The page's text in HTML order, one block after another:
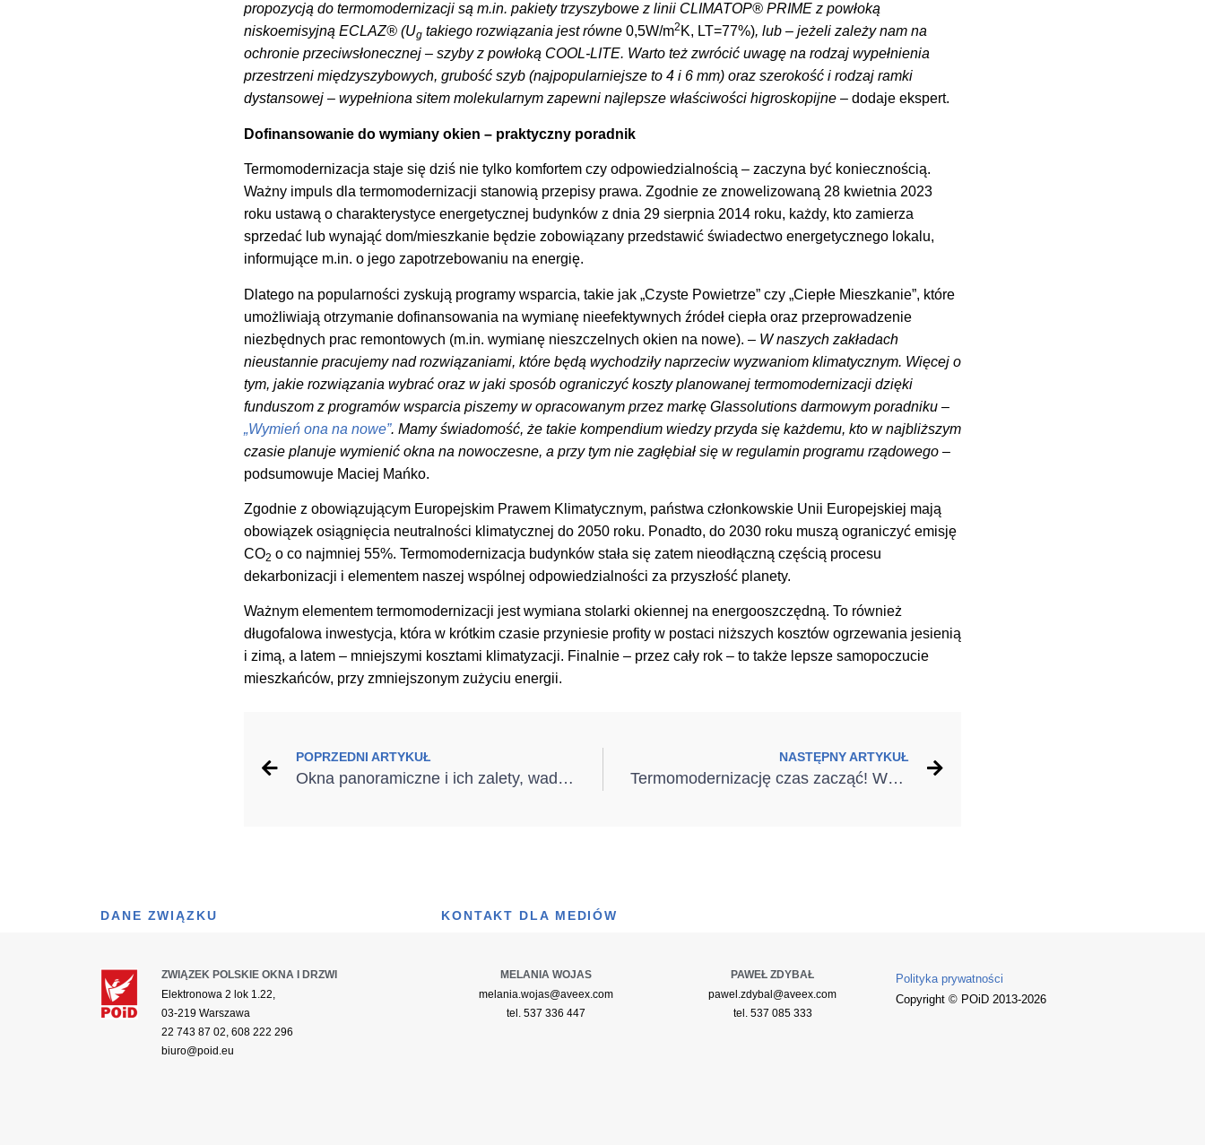
propozycją do termomodernizacji są m.in. pakiety trzyszybowe z linii CLIMATOP® PRIME z powłoką
niskoemisyjną ECLAZ® (Ug takiego rozwiązania jest równe 0,5W/m2 K, LT=77%), lub – jeżeli zależy nam na
ochronie przeciwsłonecznej – szyby z powłoką COOL-LITE. Warto też zwrócić uwagę na rodzaj wypełnienia
przestrzeni międzyszybowych, grubość szyb (najpopularniejsze to 4 i 6 mm) oraz szerokość i rodzaj ramki
dystansowej – wypełniona sitem molekularnym zapewni najlepsze właściwości higroskopijne – dodaje ekspert.
Dofinansowanie do wymiany okien – praktyczny poradnik
Termomodernizacja staje się dziś nie tylko komfortem czy odpowiedzialnością – zaczyna być koniecznością.
Ważny impuls dla termomodernizacji stanowią przepisy prawa. Zgodnie ze znowelizowaną 28 kwietnia 2023
roku ustawą o charakterystyce energetycznej budynków z dnia 29 sierpnia 2014 roku, każdy, kto zamierza
sprzedać lub wynająć dom/mieszkanie będzie zobowiązany przedstawić świadectwo energetycznego lokalu,
informujące m.in. o jego zapotrzebowaniu na energię.
Dlatego na popularności zyskują programy wsparcia, takie jak „Czyste Powietrze” czy „Ciepłe Mieszkanie”, które
umożliwiają otrzymanie dofinansowania na wymianę nieefektywnych źródeł ciepła oraz przeprowadzenie
niezbędnych prac remontowych (m.in. wymianę nieszczelnych okien na nowe). – W naszych zakładach
nieustannie pracujemy nad rozwiązaniami, które będą wychodziły naprzeciw wyzwaniom klimatycznym. Więcej o
tym, jakie rozwiązania wybrać oraz w jaki sposób ograniczyć koszty planowanej termomodernizacji dzięki
funduszom z programów wsparcia piszemy w opracowanym przez markę Glassolutions darmowym poradniku –
„Wymień ona na nowe”. Mamy świadomość, że takie kompendium wiedzy przyda się każdemu, kto w najbliższym
czasie planuje wymienić okna na nowoczesne, a przy tym nie zagłębiał się w regulamin programu rządowego –
podsumowuje Maciej Mańko.
Zgodnie z obowiązującym Europejskim Prawem Klimatycznym, państwa członkowskie Unii Europejskiej mają
obowiązek osiągnięcia neutralności klimatycznej do 2050 roku. Ponadto, do 2030 roku muszą ograniczyć emisję
CO2 o co najmniej 55%. Termomodernizacja budynków stała się zatem nieodłączną częścią procesu
dekarbonizacji i elementem naszej wspólnej odpowiedzialności za przyszłość planety.
Ważnym elementem termomodernizacji jest wymiana stolarki okiennej na energooszczędną. To również
długofalowa inwestycja, która w krótkim czasie przyniesie profity w postaci niższych kosztów ogrzewania jesienią
i zimą, a latem – mniejszymi kosztami klimatyzacji. Finalnie – przez cały rok – to także lepsze samopoczucie
mieszkańców, przy zmniejszonym zużyciu energii.
POPRZEDNI ARTYKUŁ
Okna panoramiczne i ich zalety, wady oraz możliwości
NASTĘPNY ARTYKUŁ
Termomodernizację czas zacząć! Wypłaty dotacji w programie Czyste Powietrze wznowione
DANE ZWIĄZKU KONTAKT DLA MEDIÓW
ZWIĄZEK POLSKIE OKNA I DRZWI
Elektronowa 2 lok 1.22,
03-219 Warszawa
22 743 87 02, 608 222 296
biuro@poid.eu
MELANIA WOJAS
melania.wojas@aveex.com
tel. 537 336 447
PAWEŁ ZDYBAŁ
pawel.zdybal@aveex.com
tel. 537 085 333
Polityka prywatności
Copyright © POiD 2013-2026